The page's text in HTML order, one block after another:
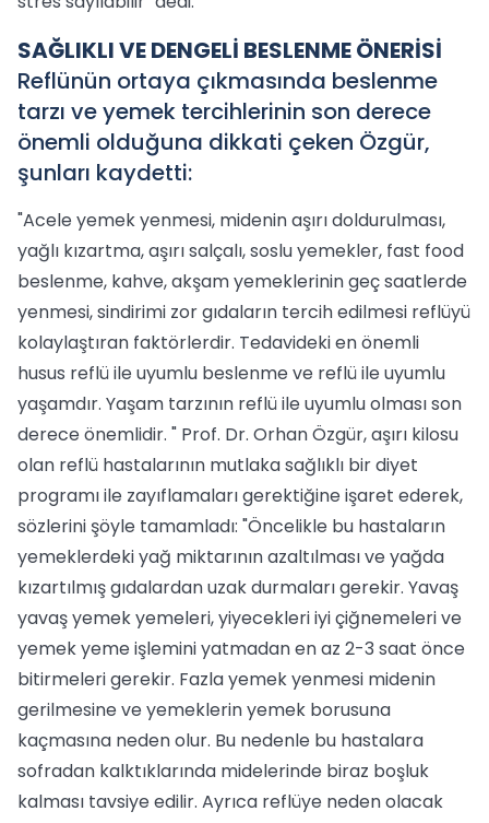
SAĞLIKLI VE DENGELİ BESLENME ÖNERİSİ
Reflünün ortaya çıkmasında beslenme
tarzı ve yemek tercihlerinin son derece
önemli olduğuna dikkati çeken Özgür,
şunları kaydetti:
"Acele yemek yenmesi, midenin aşırı doldurulması,
yağlı kızartma, aşırı salçalı, soslu yemekler, fast food
beslenme, kahve, akşam yemeklerinin geç saatlerde
yenmesi, sindirimi zor gıdaların tercih edilmesi reflüyü
kolaylaştıran faktörlerdir. Tedavideki en önemli
husus reflü ile uyumlu beslenme ve reflü ile uyumlu
yaşamdır. Yaşam tarzının reflü ile uyumlu olması son
derece önemlidir. " Prof. Dr. Orhan Özgür, aşırı kilosu
olan reflü hastalarının mutlaka sağlıklı bir diyet
programı ile zayıflamaları gerektiğine işaret ederek,
sözlerini şöyle tamamladı: "Öncelikle bu hastaların
yemeklerdeki yağ miktarının azaltılması ve yağda
kızartılmış gıdalardan uzak durmaları gerekir. Yavaş
yavaş yemek yemeleri, yiyecekleri iyi çiğnemeleri ve
yemek yeme işlemini yatmadan en az 2-3 saat önce
bitirmeleri gerekir. Fazla yemek yenmesi midenin
gerilmesine ve yemeklerin yemek borusuna
kaçmasına neden olur. Bu nedenle bu hastalara
sofradan kalktıklarında midelerinde biraz boşluk
kalması tavsiye edilir. Ayrıca reflüye neden olacak